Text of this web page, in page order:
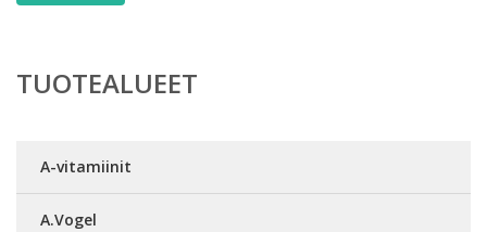
TUOTEALUEET
A-vitamiinit
A.Vogel